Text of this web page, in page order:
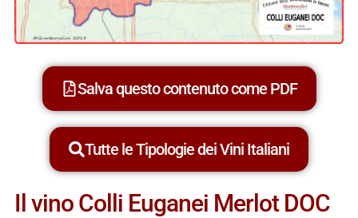
Salva questo contenuto come PDF
Tutte le Tipologie dei Vini Italiani
Il vino Colli Euganei Merlot DOC